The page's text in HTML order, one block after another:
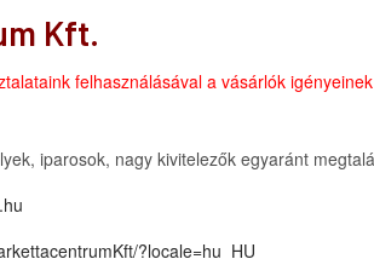
Kft.
felhasználásával a vásárlók
iparosok, nagy kivitelezők egyaránt
?locale=hu_HU